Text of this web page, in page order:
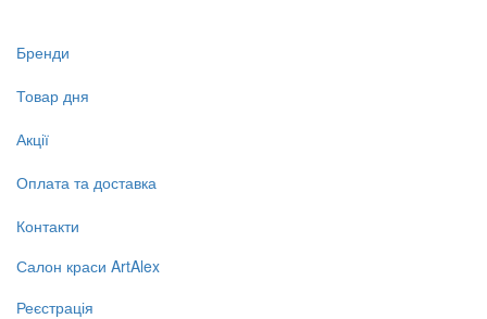
Бренди
Товар дня
Акції
Оплата та доставка
Контакти
Салон краси ArtAlex
Реєстрація